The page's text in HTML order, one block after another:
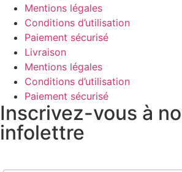
Mentions légales
Conditions d’utilisation
Paiement sécurisé
Livraison
Mentions légales
Conditions d’utilisation
Paiement sécurisé
Inscrivez-vous à
infolettre